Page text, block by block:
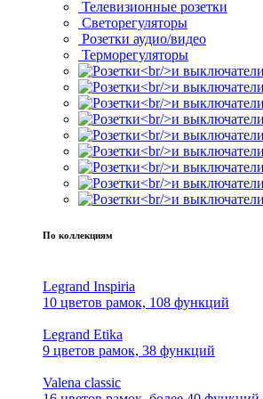
Телевизионные розетки
Светорегуляторы
Розетки аудио/видео
Терморегуляторы
По коллекциям
Legrand Inspiria
10 цветов рамок, 108 функций
Legrand Etika
9 цветов рамок, 38 функций
Valena classic